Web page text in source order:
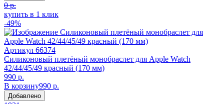
0 р.
купить в 1 клик
-49%
Артикул 66374
Силиконовый плетёный монобраслет для Apple Watch
42/44/45/49 красный (170 мм)
990 р.
В корзину990 р.
Добавлено